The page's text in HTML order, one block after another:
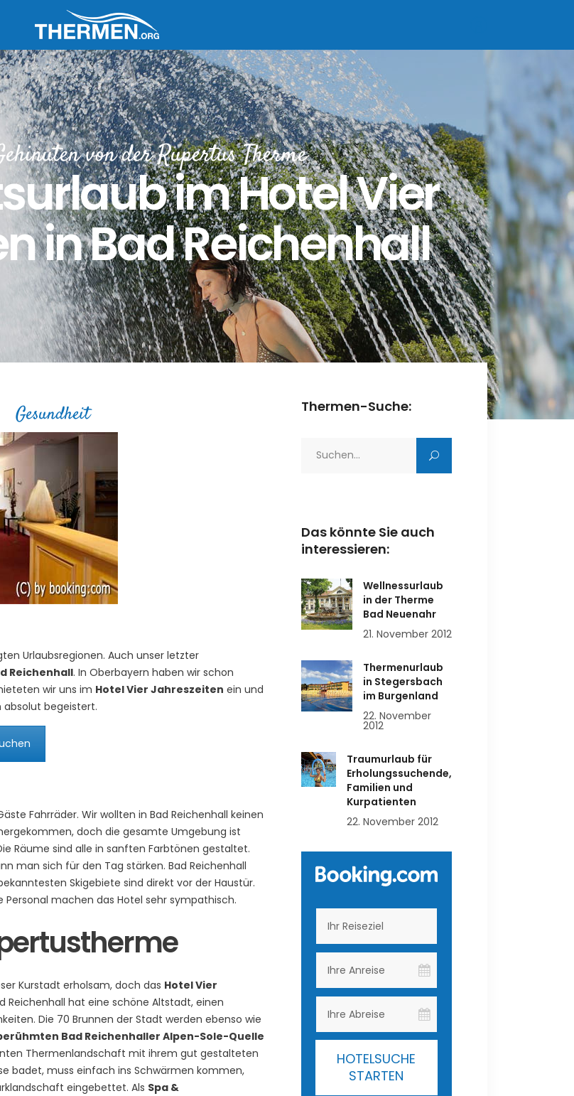
von der Rupertus Therme
im Hotel Vier
in Bad Reichenhall
Gesundheit
Urlaubsregionen. Auch unser letzter
Reichenhall. In Oberbayern haben wir schon
wir uns im Hotel Vier Jahreszeiten ein und
begeistert.
Fahrräder. Wir wollten in Bad Reichenhall keinen
doch die gesamte Umgebung ist
Räume sind alle in sanften Farbtönen gestaltet.
man sich für den Tag stärken. Bad Reichenhall
Skigebiete sind direkt vor der Haustür.
machen das Hotel sehr sympathisch.
Kurstadt erholsam, doch das Hotel Vier
Reichenhall hat eine schöne Altstadt, einen
Die 70 Brunnen der Stadt werden ebenso wie
Bad Reichenhaller Alpen-Sole-Quelle
Thermenlandschaft mit ihrem gut gestalteten
badet, muss einfach ins Schwärmen kommen,
eingebettet. Als Spa &
Thermen-Suche:
Das könnte Sie auch
interessieren:
Wellnessurlaub
in der Therme
Bad Neuenahr
21. November 2012
Thermenurlaub
in Stegersbach
im Burgenland
22. November
2012
Traumurlaub für
Erholungssuchende,
Familien und
Kurpatienten
22. November 2012
HOTELSUCHE
STARTEN